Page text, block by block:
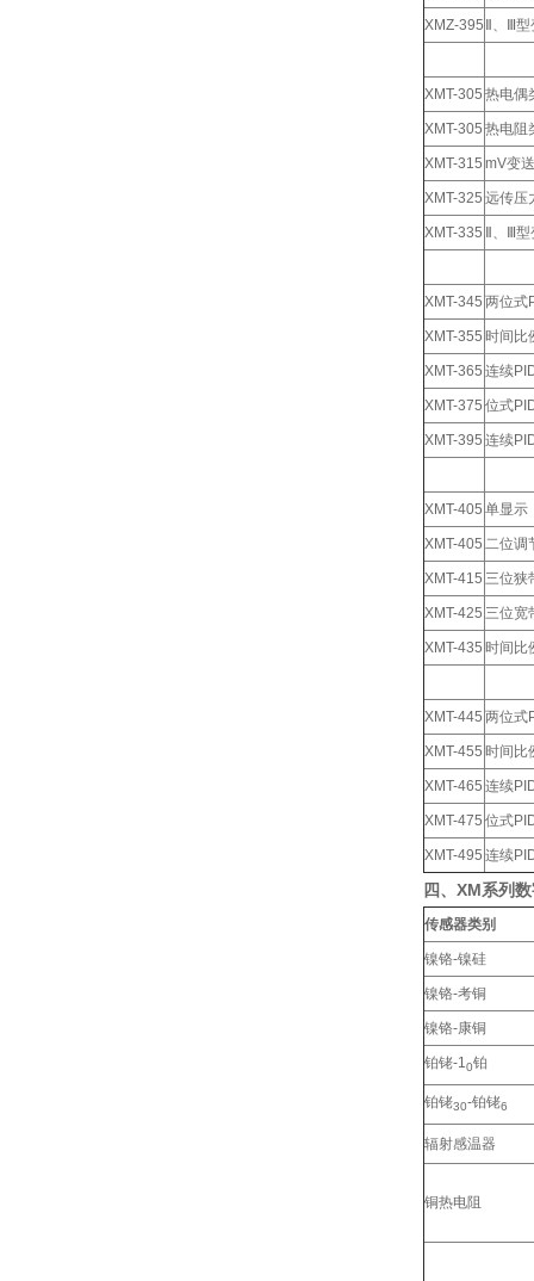
XMZ-395 Ⅱ、Ⅲ
XMT-305 热电偶
XMT-305 热电阻
XMT-315 mV变
XMT-325 远传压
XMT-335 Ⅱ、Ⅲ
XMT-345 两位式
XMT-355 时间比
XMT-365 连续
XMT-375 位式
XMT-395 连续
XMT-405 单显示
XMT-405 二位调
XMT-415 三位狭
XMT-425 三位宽
XMT-435 时间比
XMT-445 两位式
XMT-455 时间比
XMT-465 连续
XMT-475 位式
XMT-495 连续
四、 XM系列
传感器类别
镍铬-镍硅
镍铬-考铜
镍铬-康铜
铂铑-10铂
铂铑30-铂铑6
辐射感温器
铜热电阻